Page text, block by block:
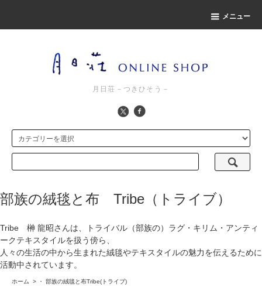
メニュー
月日荘－つきひそう－
部族の絨毯と布 Tribe（トライブ）
Tribe 榊 龍昭さんは、トライバル（部族の）ラグ・キリム・アンティ
ークテキスタイルを扱う傍ら、
人々の生活の中から生まれた絨毯やテキスタイルの魅力を伝えるために
活動中されています。
ホーム > ・ 部族の絨毯と布Tribe(トライブ)